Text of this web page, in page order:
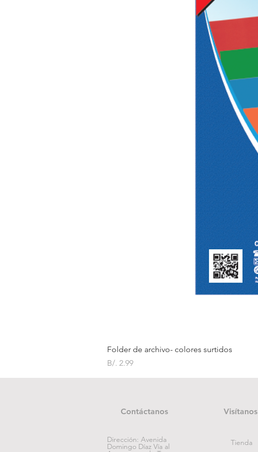
Folder de archivo- colores surtidos
Precio
B/. 2.99
Contáctanos Visítanos
Dirección: Avenida
Domingo Díaz Vía al Tienda